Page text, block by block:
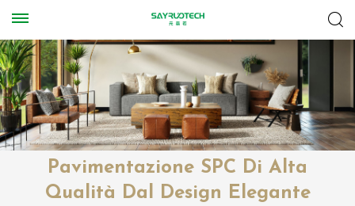
Pavimentazione SPC Di Alta
Qualità Dal Design Elegante